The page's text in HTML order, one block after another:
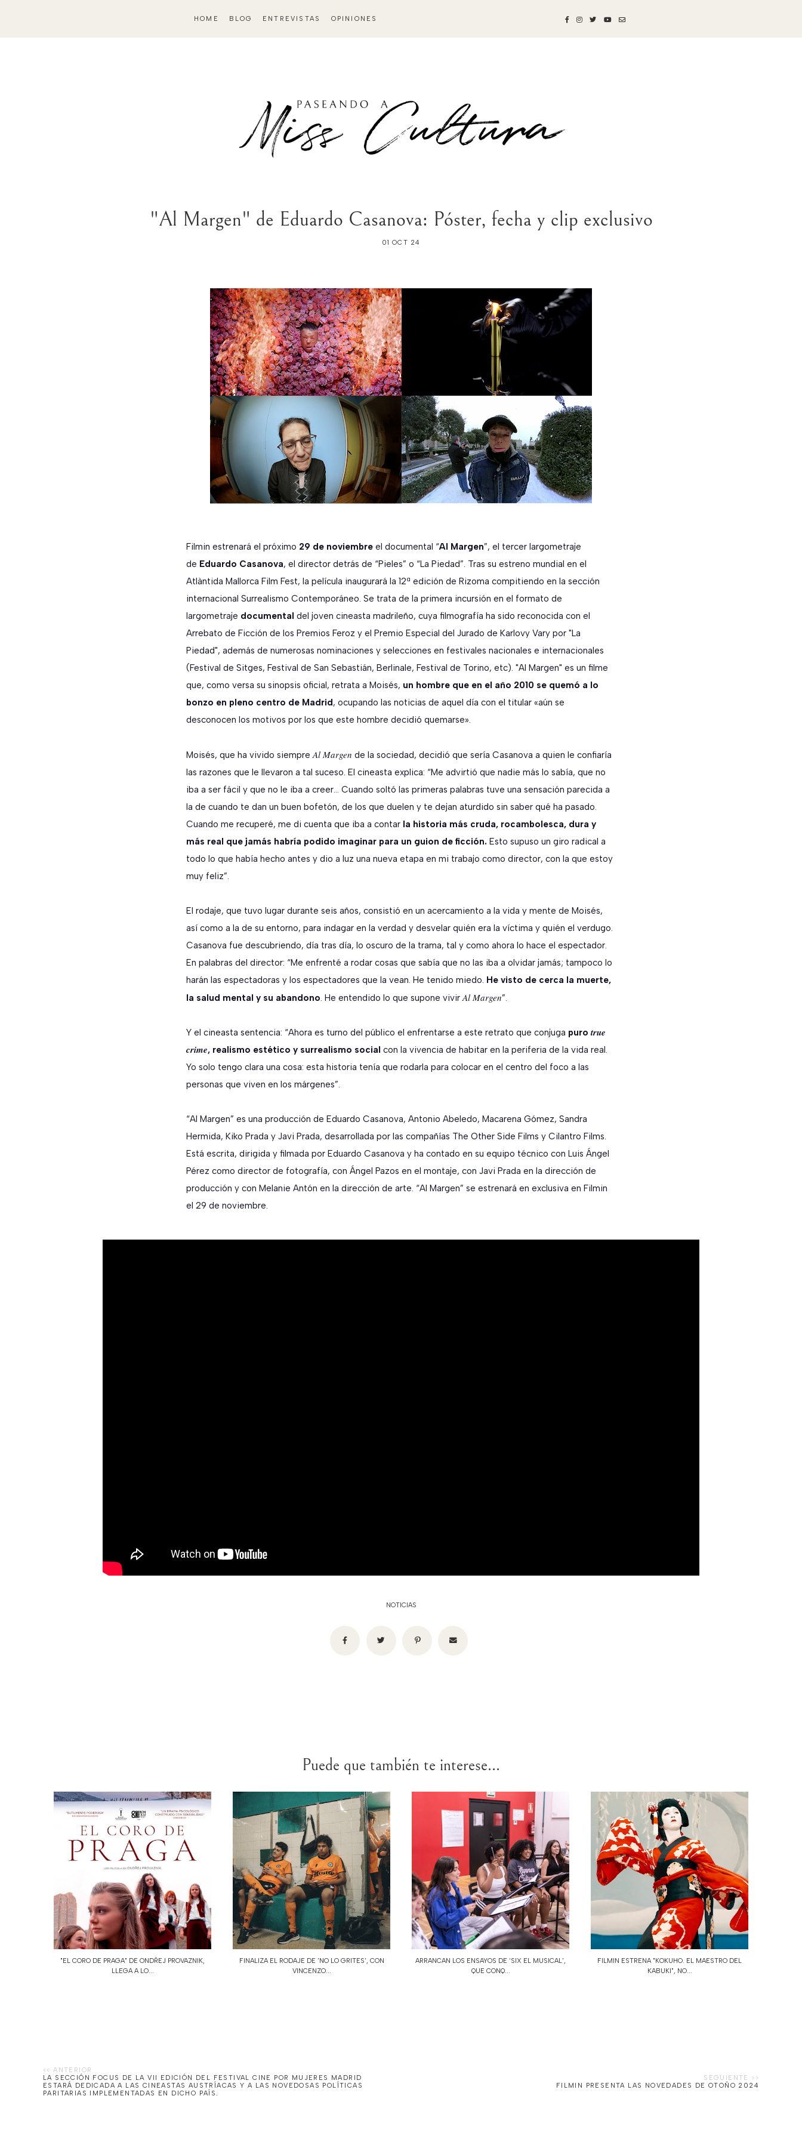
HOME BLOG ENTREVISTAS OPINIONES
"Al Margen" de Eduardo Casanova: Póster, fecha y clip exclusivo
01 OCT 24
Filmin estrenará el próximo 29 de noviembre el documental “Al Margen”, el tercer largometraje
de Eduardo Casanova, el director detrás de “Pieles” o “La Piedad”. Tras su estreno mundial en el
Atlàntida Mallorca Film Fest, la película inaugurará la 12ª edición de Rizoma compitiendo en la sección
internacional Surrealismo Contemporáneo. Se trata de la primera incursión en el formato de
largometraje documental del joven cineasta madrileño, cuya filmografía ha sido reconocida con el
Arrebato de Ficción de los Premios Feroz y el Premio Especial del Jurado de Karlovy Vary por "La
Piedad", además de numerosas nominaciones y selecciones en festivales nacionales e internacionales
(Festival de Sitges, Festival de San Sebastián, Berlinale, Festival de Torino, etc). "Al Margen" es un filme
que, como versa su sinopsis oficial, retrata a Moisés, un hombre que en el año 2010 se quemó a lo
bonzo en pleno centro de Madrid , ocupando las noticias de aquel día con el titular «aún se
desconocen los motivos por los que este hombre decidió quemarse».
Moisés, que ha vivido siempreAl Margen de la sociedad, decidió que sería Casanova a quien le confiaría
las razones que le llevaron a tal suceso. El cineasta explica: “Me advirtió que nadie más lo sabía, que no
iba a ser fácil y que no le iba a creer… Cuando soltó las primeras palabras tuve una sensación parecida a
la de cuando te dan un buen bofetón, de los que duelen y te dejan aturdido sin saber qué ha pasado.
Cuando me recuperé, me di cuenta que iba a contar la historia más cruda, rocambolesca, dura y
más real que jamás habría podido imaginar para un guion de ficción. Esto supuso un giro radical a
todo lo que había hecho antes y dio a luz una nueva etapa en mi trabajo como director, con la que estoy
muy feliz”.
El rodaje, que tuvo lugar durante seis años, consistió en un acercamiento a la vida y mente de Moisés,
así como a la de su entorno, para indagar en la verdad y desvelar quién era la víctima y quién el verdugo.
Casanova fue descubriendo, día tras día, lo oscuro de la trama, tal y como ahora lo hace el espectador.
En palabras del director: “Me enfrenté a rodar cosas que sabía que no las iba a olvidar jamás; tampoco lo
harán las espectadoras y los espectadores que la vean. He tenido miedo. He visto de cerca la muerte,
la salud mental y su abandono. He entendido lo que supone vivirAl Margen”.
Y el cineasta sentencia: “Ahora es turno del público el enfrentarse a este retrato que conjuga puro true
crime, realismo estético y surrealismo social con la vivencia de habitar en la periferia de la vida real.
Yo solo tengo clara una cosa: esta historia tenía que rodarla para colocar en el centro del foco a las
personas que viven en los márgenes”.
“Al Margen” es una producción de Eduardo Casanova, Antonio Abeledo, Macarena Gómez, Sandra
Hermida, Kiko Prada y Javi Prada, desarrollada por las compañías The Other Side Films y Cilantro Films.
Está escrita, dirigida y filmada por Eduardo Casanova y ha contado en su equipo técnico con Luis Ángel
Pérez como director de fotografía, con Ángel Pazos en el montaje, con Javi Prada en la dirección de
producción y con Melanie Antón en la dirección de arte. “Al Margen” se estrenará en exclusiva en Filmin
el 29 de noviembre.
NOTICIAS
Puede que también te interese...
"EL CORO DE PRAGA" DE ONDŘEJ PROVAZNIK,
LLEGA A LO...
FINALIZA EL RODAJE DE 'NO LO GRITES', CON
VINCENZO...
ARRANCAN LOS ENSAYOS DE ‘SIX EL MUSICAL',
QUE CONQ...
FILMIN ESTRENA "KOKUHO. EL MAESTRO DEL
KABUKI", NO...
LA SECCIÓN FOCUS DE LA VII EDICIÓN DEL FESTIVAL CINE POR MUJERES MADRID
ESTARÁ DEDICADA A LAS CINEASTAS AUSTRÍACAS Y A LAS NOVEDOSAS POLÍTICAS
PARITARIAS IMPLEMENTADAS EN DICHO PAÍS.
FILMIN PRESENTA LAS NOVEDADES DE OTOÑO 2024